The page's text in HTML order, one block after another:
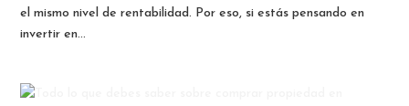
el mismo nivel de rentabilidad. Por eso, si estás pensando en
invertir en...